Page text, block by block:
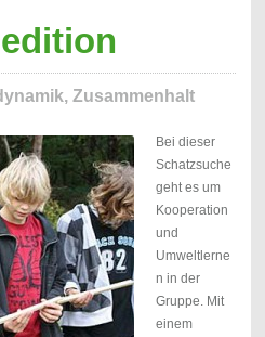
Zusammenhalt
Bei dieser
Schatzsuche
geht es um
Kooperation
und
Umweltlerne
n in der
Gruppe. Mit
einem